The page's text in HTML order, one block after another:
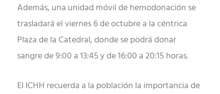
Además, una unidad móvil de hemodonación se
trasladará el viernes 6 de octubre a la céntrica
Plaza de la Catedral, donde se podrá donar
sangre de 9:00 a 13:45 y de 16:00 a 20:15 horas.
El ICHH recuerda a la población la importancia de